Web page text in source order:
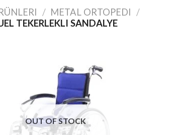
/ METAL ORTOPEDI /
TEKERLEKLI SANDALYE
OUT OF STOCK